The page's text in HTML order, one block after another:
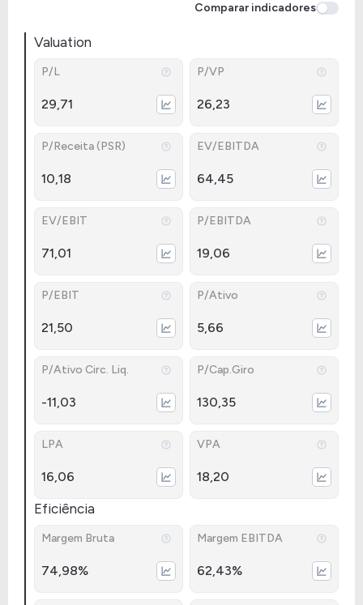
Comparar indicadores
Valuation
P/L
29,71
P/VP
26,23
P/Receita (PSR)
10,18
EV/EBITDA
64,45
EV/EBIT
71,01
P/EBITDA
19,06
P/EBIT
21,50
P/Ativo
5,66
P/Ativo Circ. Liq.
-11,03
P/Cap.Giro
130,35
LPA
16,06
VPA
18,20
Eficiência
Margem Bruta
74,98%
Margem EBITDA
62,43%